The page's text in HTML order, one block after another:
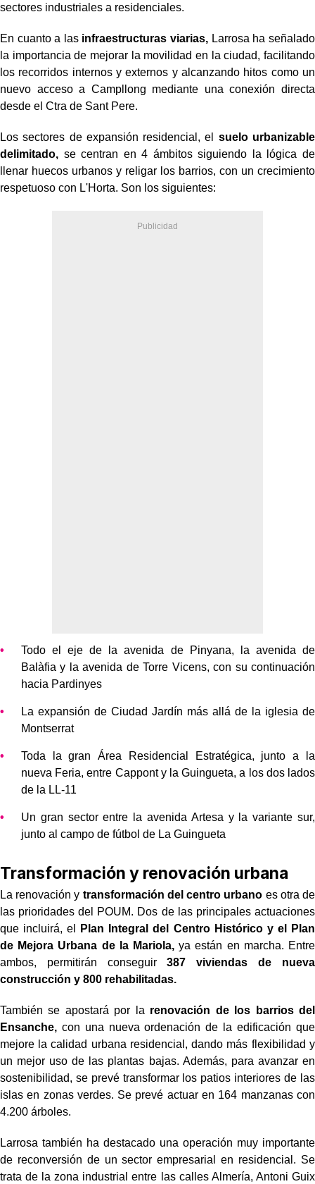
sectores industriales a residenciales.
En cuanto a las infraestructuras viarias, Larrosa ha señalado
la importancia de mejorar la movilidad en la ciudad, facilitando
los recorridos internos y externos y alcanzando hitos como un
nuevo acceso a Campllong mediante una conexión directa
desde el Ctra de Sant Pere.
Los sectores de expansión residencial, el suelo urbanizable
delimitado, se centran en 4 ámbitos siguiendo la lógica de
llenar huecos urbanos y religar los barrios, con un crecimiento
respetuoso con L'Horta. Son los siguientes:
Todo el eje de la avenida de Pinyana, la avenida de
Balàfia y la avenida de Torre Vicens, con su continuación
hacia Pardinyes
La expansión de Ciudad Jardín más allá de la iglesia de
Montserrat
Toda la gran Área Residencial Estratégica, junto a la
nueva Feria, entre Cappont y la Guingueta, a los dos lados
de la LL-11
Un gran sector entre la avenida Artesa y la variante sur,
junto al campo de fútbol de La Guingueta
Transformación y renovación urbana
La renovación y transformación del centro urbano es otra de
las prioridades del POUM. Dos de las principales actuaciones
que incluirá, el
Plan Integral del Centro Histórico y el Plan
de Mejora Urbana de la Mariola,ya están en marcha. Entre
ambos, permitirán conseguir387 viviendas de nueva
construcción y 800 rehabilitadas.
También se apostará por la renovación de los barrios del
Ensanche, con una nueva ordenación de la edificación que
mejore la calidad urbana residencial, dando más flexibilidad y
un mejor uso de las plantas bajas. Además, para avanzar en
sostenibilidad, se prevé transformar los patios interiores de las
islas en zonas verdes. Se prevé actuar en 164 manzanas con
4.200 árboles.
Larrosa también ha destacado una operación muy importante
de reconversión de un sector empresarial en residencial. Se
trata de la zona industrial entre las calles Almería, Antoni Guix